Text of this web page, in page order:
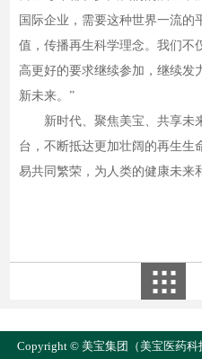
国际企业，需要这种世界一流的
值，传播再生科学理念。我们不
高更好的要求继续参加，继续发
新未来。”
新时代、聚焦美宝、共享未
台，不断抵达更加壮阔的再生生
易共同繁荣，为人类的健康未来
Copyright © 美宝集团（美宝医药